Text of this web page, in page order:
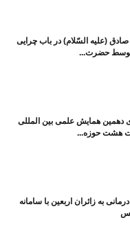
(علیه السّلام) در باب چرایی
حضرت...
دهمین همایش علمی بین المللی
هشت حوزه...
به زائران اربعین با سامانه